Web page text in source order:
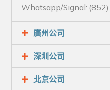
Whatsapp/Signal: (852)
廣州公司
深圳公司
北京公司